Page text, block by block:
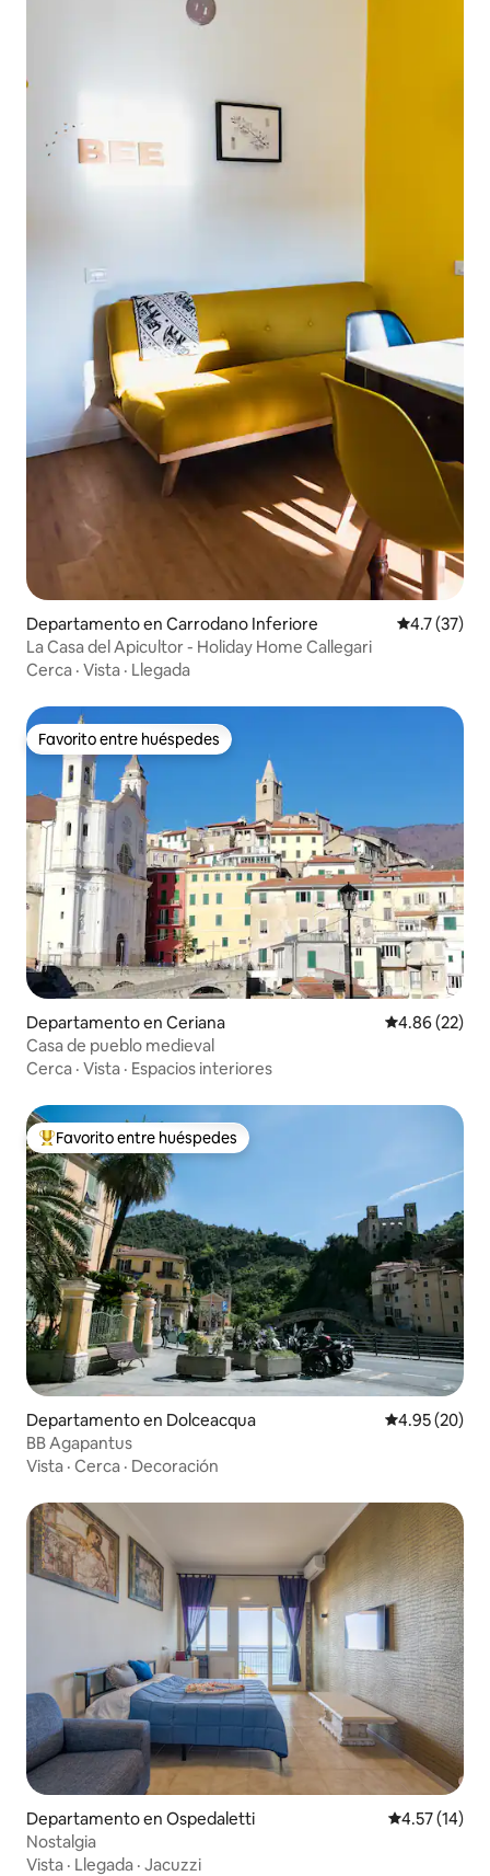
Departamento en Carrodano Inferiore Calificación
4.7 (37)
La Casa del Apicultor - Holiday Home Callegari
Cerca · Vista · Llegada
Favorito entre huéspedes
Favorito entre huéspedes
Departamento en Ceriana Calificación
4.86 (22)
Casa de pueblo medieval
Cerca · Vista · Espacios interiores
De los mejores en Favorito entre huéspedes
Favorito entre huéspedes
Departamento en Dolceacqua Calificación
4.95 (20)
BB Agapantus
Vista · Cerca · Decoración
Departamento en Ospedaletti Calificación
4.57 (14)
Nostalgia
Vista · Llegada · Jacuzzi